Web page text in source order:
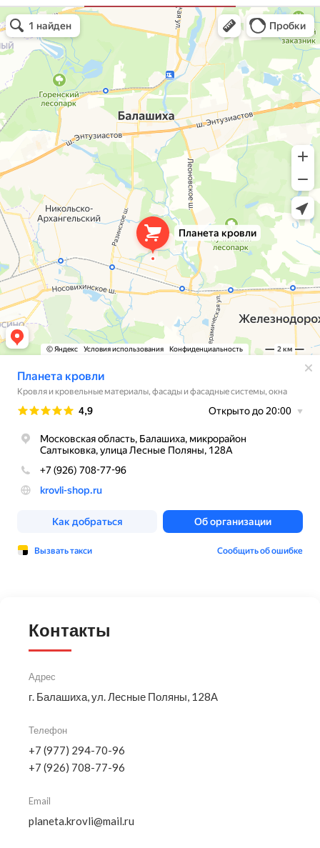
Планета кровли
Кровля и кровельные материалы в Балашихе
Окна в Балашихе
Контакты
Адрес
г. Балашиха, ул. Лесные Поляны, 128А
Телефон
+7 (977) 294-70-96
+7 (926) 708-77-96
Email
planeta.krovli@mail.ru